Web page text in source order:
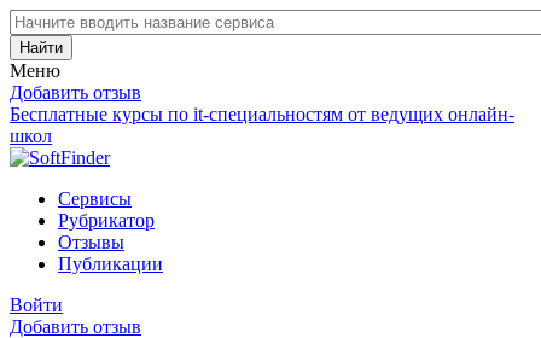
Найти
Меню
Добавить отзыв
Бесплатные курсы по it-специальностям от ведущих онлайн-
школ
Сервисы
Рубрикатор
Отзывы
Публикации
Войти
Добавить отзыв